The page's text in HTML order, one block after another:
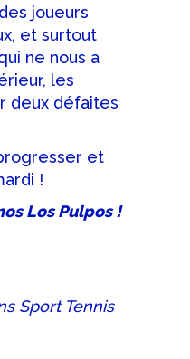
joueurs
et surtout
ne nous a
les
deux défaites
et
!
Los Pulpos !
Sport Tennis